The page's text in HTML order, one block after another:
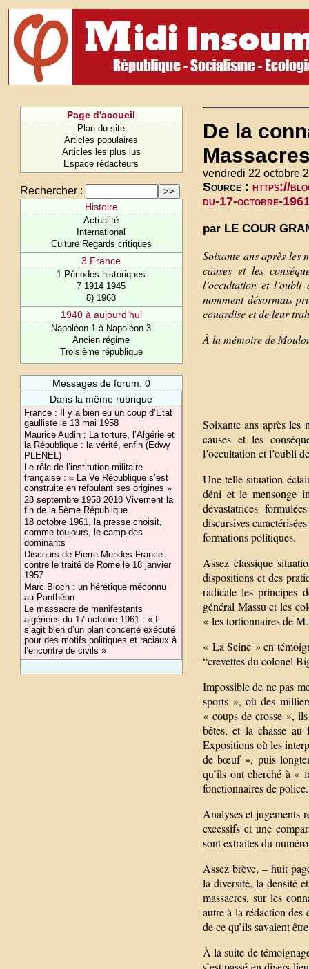
Page d'accueil
Plan du site
Articles populaires
Articles les plus lus
Espace rédacteurs
Rechercher :
Histoire
Actualité
International
Culture Regards critiques
3 France
1 Périodes historiques
7 1914 1945
8) 1968
1940 à aujourd’hui
Napoléon 1 à Napoléon 3
Ancien régime
Troisième république
Messages de forum: 0
Dans la même rubrique
France : Il y a bien eu un coup d’Etat
gaulliste le 13 mai 1958
Maurice Audin : La torture, l’Algérie et
la République : la vérité, enfin (Edwy
PLENEL)
Le rôle de l’institution militaire
française : « La Ve République s’est
construite en refoulant ses origines »
28 septembre 1958 2018 Vivement la
fin de la 5ème République
18 octobre 1961, la presse choisit,
comme toujours, le camp des
dominants
Discours de Pierre Mendes-France
contre le traité de Rome le 18 janvier
1957
Marc Bloch : un hérétique méconnu
au Panthéon
Le massacre de manifestants
algériens du 17 octobre 1961 : « Il
s’agit bien d’un plan concerté exécuté
pour des motifs politiques et raciaux à
l’encontre de civils »
De la
vendredi 22 octobre
Source : https://
du-17-octobre-
par LE COUR
Soixante ans après les
causes et les
l’occultation et
nomment désormais
couardise et de leur
À la mémoire de
Soixante ans après les
causes et les
l’occultation et l’oubli
Une telle situation
déni et le mensonge
dévastatrices
discursives
formations politiques.
Assez classique
dispositions et des
radicale les principes
général Massu et les
« les tortionnaires de
« La Seine » en
“crevettes du colonel
Impossible de ne pas
sports », où des
« coups de crosse »,
bêtes, et la chasse
Expositions où les
de bœuf », puis
qu’ils ont cherché à «
fonctionnaires de police.
Analyses et jugements
excessifs et une
sont extraites du
Assez brève, – huit
la diversité, la densité
massacres, sur les
autre à la rédaction des
de ce qu’ils savaient
À la suite de